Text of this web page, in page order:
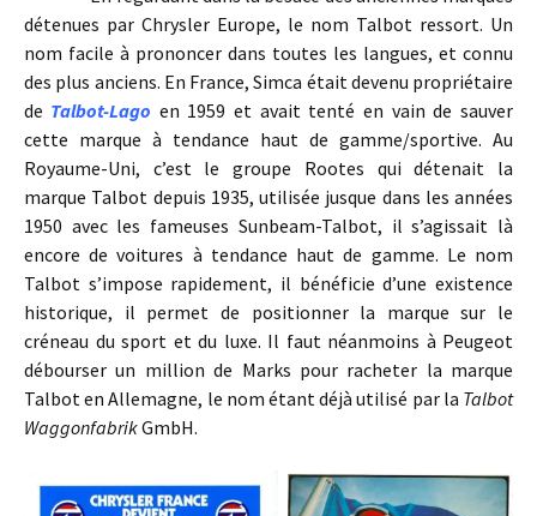
détenues par Chrysler Europe, le nom Talbot ressort. Un
nom facile à prononcer dans toutes les langues, et connu
des plus anciens. En France, Simca était devenu propriétaire
de Talbot-Lago en 1959 et avait tenté en vain de sauver
cette marque à tendance haut de gamme/sportive. Au
Royaume-Uni, c’est le groupe Rootes qui détenait la
marque Talbot depuis 1935, utilisée jusque dans les années
1950 avec les fameuses Sunbeam-Talbot, il s’agissait là
encore de voitures à tendance haut de gamme. Le nom
Talbot s’impose rapidement, il bénéficie d’une existence
historique, il permet de positionner la marque sur le
créneau du sport et du luxe. Il faut néanmoins à Peugeot
débourser un million de Marks pour racheter la marque
Talbot en Allemagne, le nom étant déjà utilisé par la Talbot
WaggonfabrikGmbH.